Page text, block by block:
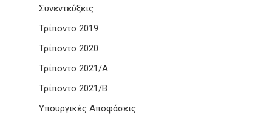
Συνεντεύξεις
Τρίποντο 2019
Τρίποντο 2020
Τρίποντο 2021/Α
Τρίποντο 2021/Β
Υπουργικές Αποφάσεις